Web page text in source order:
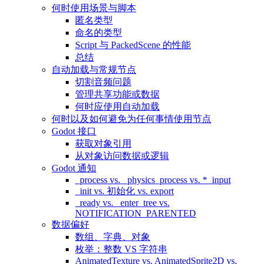
何时使用场景与脚本
匿名类型
命名的类型
Script 与 PackedScene 的性能
总结
自动加载与常规节点
切割音频问题
管理共享功能或数据
何时应使用自动加载
何时以及如何避免为任何事情使用节点
Godot 接口
获取对象引用
从对象访问数据或逻辑
Godot 通知
_process vs. _physics_process vs. *_input
_init vs. 初始化 vs. export
_ready vs. _enter_tree vs.
NOTIFICATION_PARENTED
数据偏好
数组、字典、对象
枚举：整数 VS 字符串
AnimatedTexture vs. AnimatedSprite2D vs.